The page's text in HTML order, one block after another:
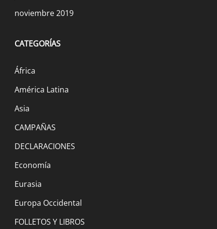
extinción debe continuar]
Irán: El régimen islámico y el estado
20 noviembre, 2022
Un paso adelante en la lucha contra la
noviembre 2019
CATEGORÍAS
África
América Latina
Asia
CAMPAÑAS
DECLARACIONES
Economía
Eurasia
Europa Occidental
FOLLETOS Y LIBROS